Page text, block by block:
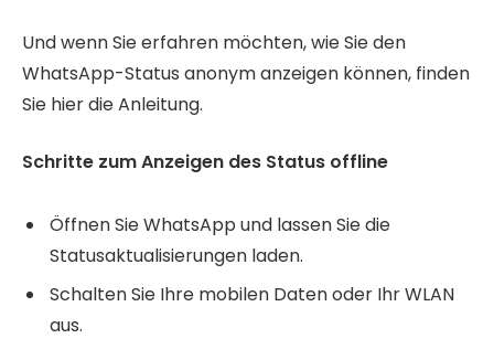
Und wenn Sie erfahren möchten, wie Sie den
WhatsApp-Status anonym anzeigen können, finden
Sie hier die Anleitung.
Schritte zum Anzeigen des Status offline
Öffnen Sie WhatsApp und lassen Sie die
Statusaktualisierungen laden.
Schalten Sie Ihre mobilen Daten oder Ihr WLAN
aus.